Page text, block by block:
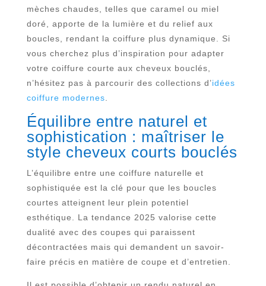
mèches chaudes, telles que caramel ou miel
doré, apporte de la lumière et du relief aux
boucles, rendant la coiffure plus dynamique. Si
vous cherchez plus d’inspiration pour adapter
votre coiffure courte aux cheveux bouclés,
n’hésitez pas à parcourir des collections d’idées
coiffure modernes.
Équilibre entre naturel et
sophistication : maîtriser le
style cheveux courts bouclés
L’équilibre entre une coiffure naturelle et
sophistiquée est la clé pour que les boucles
courtes atteignent leur plein potentiel
esthétique. La tendance 2025 valorise cette
dualité avec des coupes qui paraissent
décontractées mais qui demandent un savoir-
faire précis en matière de coupe et d’entretien.